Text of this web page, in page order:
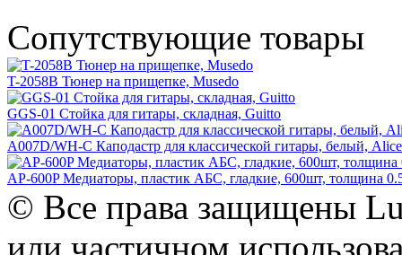
Сопутствующие товары
T-2058B Тюнер на прищепке, Musedo
GGS-01 Стойка для гитары, складная, Guitto
A007D/WH-C Каподастр для классической гитары, белый, Alice
AP-600P Медиаторы, пластик АБС, гладкие, 600шт, толщина
© Все права защищены
или частичном